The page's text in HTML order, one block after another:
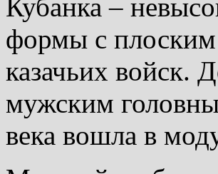
Кубанка –
формы с
казачьих
мужским
века вошла в